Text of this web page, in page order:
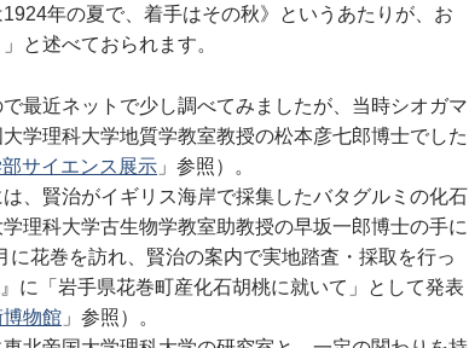
年の夏で、着手はその秋》というあたりが、お
と述べておられます。
最近ネットで少し調べてみましたが、当時シオガマ
学理科大学地質学教室教授の松本彦七郎博士でした
サイエンス展示 」参照）。
、賢治がイギリス海岸で採集したバタグルミの化石
理科大学古生物学教室助教授の早坂一郎博士の手に
花巻を訪れ、賢治の案内で実地踏査・採取を行っ
に「岩手県花巻町産化石胡桃に就いて」として発表
物館 」参照）。